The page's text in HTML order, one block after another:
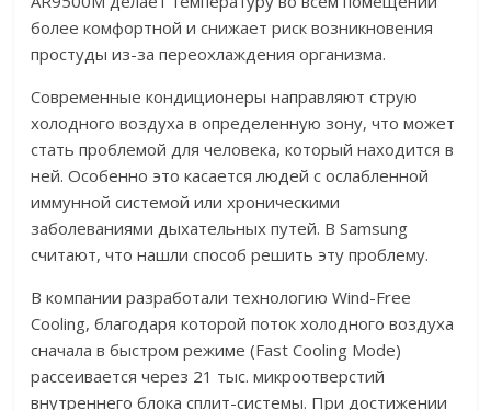
более комфортной и снижает риск возникновения
простуды из-за переохлаждения организма.
Современные кондиционеры направляют струю
холодного воздуха в определенную зону, что может
стать проблемой для человека, который находится в
ней. Особенно это касается людей с ослабленной
иммунной системой или хроническими
заболеваниями дыхательных путей. В Samsung
считают, что нашли способ решить эту проблему.
В компании разработали технологию Wind-Free
Cooling, благодаря которой поток холодного воздуха
сначала в быстром режиме (Fast Cooling Mode)
рассеивается через 21 тыс. микроотверстий
внутреннего блока сплит-системы. При достижении